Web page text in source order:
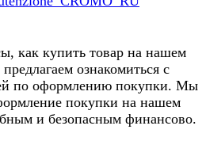
как купить товар на нашем
предлагаем ознакомиться с
по оформлению покупки. Мы
покупки на нашем
и безопасным финансово.